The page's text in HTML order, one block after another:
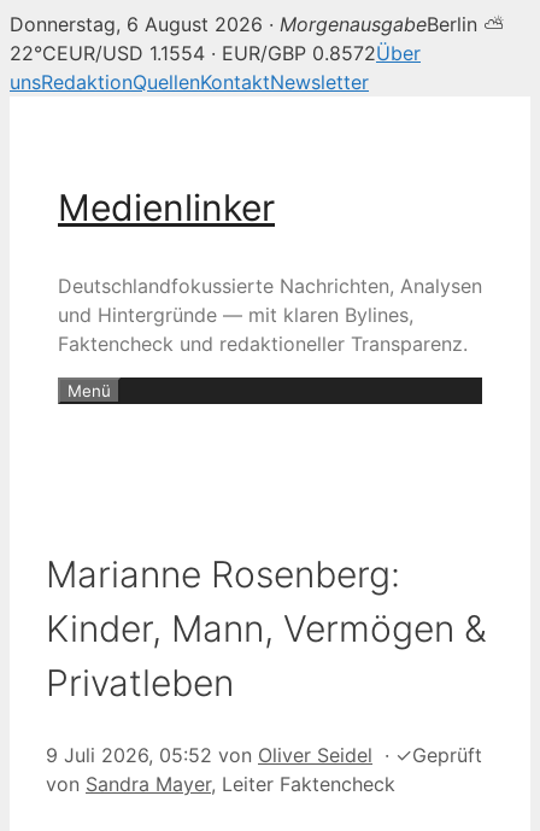
Donnerstag, 6 August 2026 · MorgenausgabeBerlin ⛅
22°CEUR/USD 1.1554 · EUR/GBP 0.8572Über
unsRedaktionQuellenKontaktNewsletter
Medienlinker
Deutschlandfokussierte Nachrichten, Analysen
und Hintergründe — mit klaren Bylines,
Faktencheck und redaktioneller Transparenz.
Menü
Marianne Rosenberg:
Kinder, Mann, Vermögen &
Privatleben
9 Juli 2026, 05:52 von Oliver Seidel · ✓Geprüft
von Sandra Mayer, Leiter Faktencheck